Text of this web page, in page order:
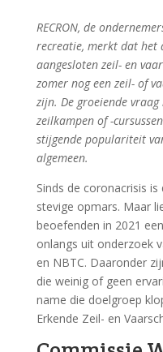
RECRON, de
recreatie, merkt dat het
aangesloten zeil- en
zomer nog een zeil- of
zijn. De groeiende
zeilkampen of -
stijgende populariteit
algemeen.
Sinds de coronacrisis
stevige opmars. Maar
beoefenden in 2021
onlangs uit onderzoek
en NBTC. Daaronder
die weinig of geen
name die doelgroep
Erkende Zeil- en